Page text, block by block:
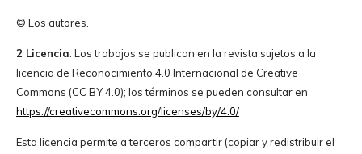
© Los autores.
2 Licencia. Los trabajos se publican en la revista sujetos a la
licencia de Reconocimiento 4.0 Internacional de Creative
Commons (CC BY 4.0); los términos se pueden consultar en
https://creativecommons.org/licenses/by/4.0/
Esta licencia permite a terceros compartir (copiar y redistribuir el